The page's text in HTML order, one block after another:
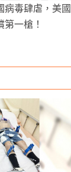
病毒肆虐，美國
一槍！